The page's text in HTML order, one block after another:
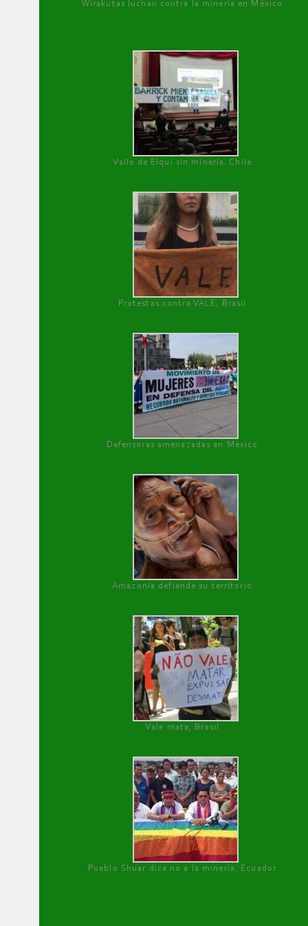
Wirakutas luchan contra la minería en México
Valle de Elqui sin minería. Chile
Protestas contra VALE, Brasil
Defensoras amenazadas en México
Amazonía defiende su territorio
Vale mata, Brasil
Pueblo Shuar dice no a la minería, Ecuador